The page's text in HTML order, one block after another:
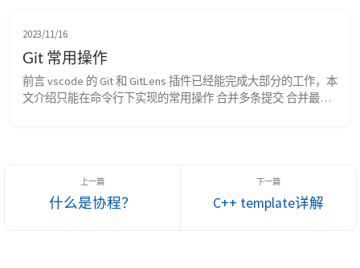
统的调度内核决定。 和线程的区别 线程使用通用的多任务执行
方式，其依赖于操作系统内核的实现并行...
2023/11/16
Git 常用操作
前言 vscode 的 Git 和 GitLens 插件已经能完成大部分的工作，本
文介绍只能在命令行下实现的常用操作 合并多条提交 合并最后
什么是协程？ C++ template详解